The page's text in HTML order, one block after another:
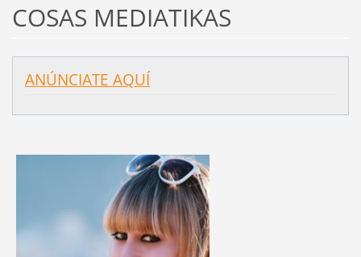
COSAS MEDIATIKAS
ANÚNCIATE AQUÍ